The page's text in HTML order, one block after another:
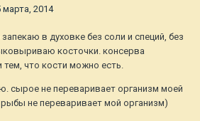
марта, 2014
в духовке без соли и специй, без
косточки. консерва
тем, что кости можно есть.
сырое не переваривает организм моей
рыбы не переваривает мой организм)